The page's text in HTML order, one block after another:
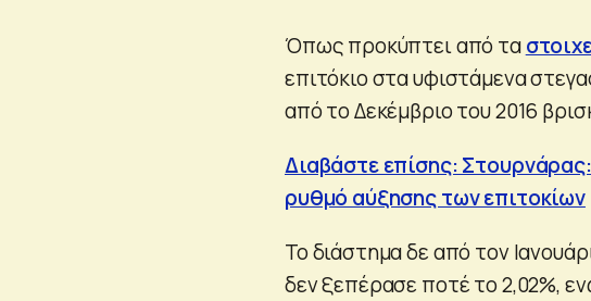
Όπως προκύπτει από τα
επιτόκιο στα υφιστάμενα
από το Δεκέμβριο του 2016
Διαβάστε επίσης:
ρυθμό αύξησης των επιτοκίων
Το διάστημα δε από τον
δεν ξεπέρασε ποτέ το 2,02%,